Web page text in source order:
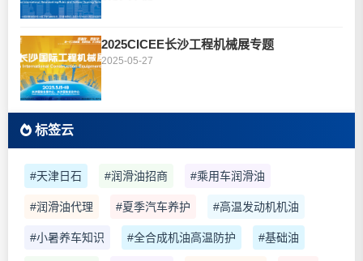
2025CICEE长沙工程机械展专题
2025-05-27
标签云
#天津日石 #润滑油招商 #乘用车润滑油
#润滑油代理 #夏季汽车养护 #高温发动机机油
#小暑养车知识 #全合成机油高温防护 #基础油